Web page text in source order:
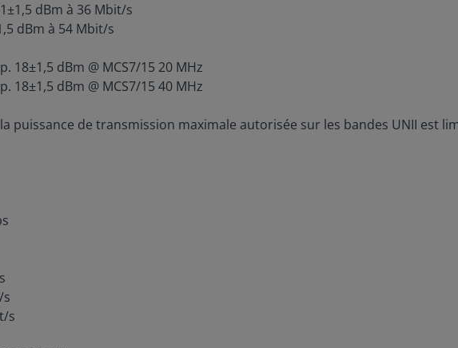
dBm à 36 Mbit/s
dBm à 54 Mbit/s
18±1,5 dBm @ MCS7/15 20 MHz
18±1,5 dBm @ MCS7/15 40 MHz
puissance de transmission maximale autorisée sur les bandes UNII est
s
s